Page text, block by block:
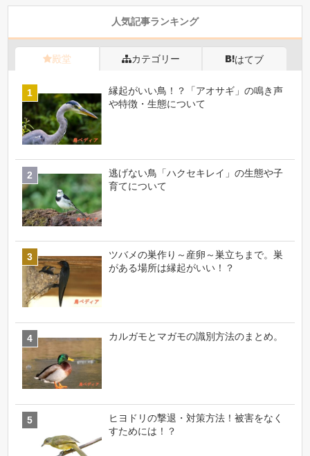
人気記事ランキング
殿堂 カテゴリー はてブ
縁起がいい鳥！？「アオサギ」の鳴き声
や特徴・生態について
逃げない鳥「ハクセキレイ」の生態や子
育てについて
ツバメの巣作り～産卵～巣立ちまで。巣
がある場所は縁起がいい！？
カルガモとマガモの識別方法のまとめ。
ヒヨドリの撃退・対策方法！被害をなく
すためには！？